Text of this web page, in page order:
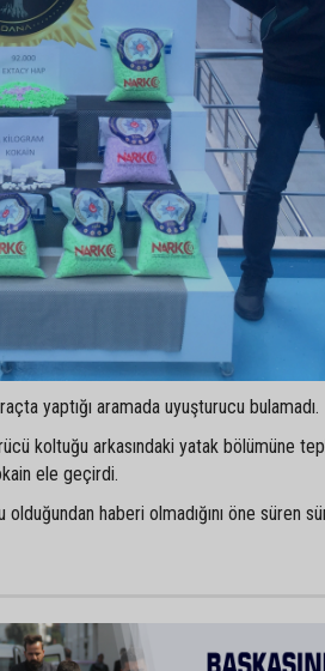
yaptığı aramada uyuşturucu bulamadı.
koltuğu arkasındaki yatak bölümüne
ele geçirdi.
olduğundan haberi olmadığını öne süren